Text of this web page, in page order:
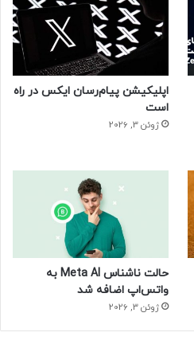
اپلیکیشن پیام‌رسان ایکس در راه
است
ژوئن 3, 2026
حالت ناشناس Meta AI به
واتس‌اپ اضافه شد
ژوئن 3, 2026